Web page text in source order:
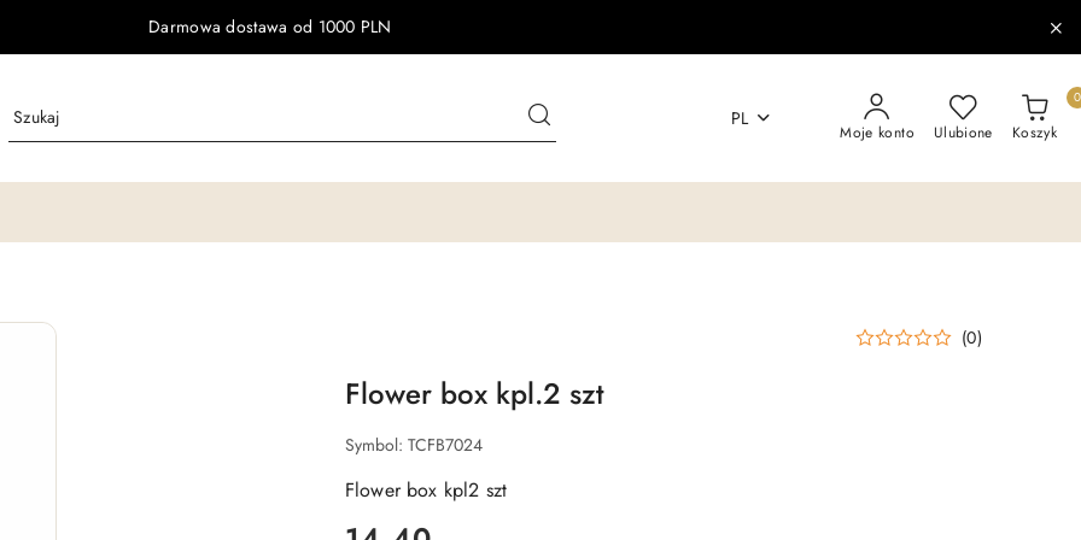
Darmowa dostawa od 1000 PLN
PL
Moje konto Ulubione Koszyk
0
(0)
Flower box kpl.2 szt
Symbol: TCFB7024
Flower box kpl2 szt